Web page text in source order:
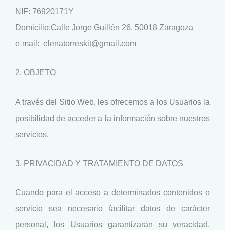
NIF: 76920171Y
Domicilio:Calle Jorge Guillén 26, 50018 Zaragoza
e-mail: elenatorreskit@gmail.com
2. OBJETO
A través del Sitio Web, les ofrecemos a los Usuarios la
posibilidad de acceder a la información sobre nuestros
servicios.
3. PRIVACIDAD Y TRATAMIENTO DE DATOS
Cuando para el acceso a determinados contenidos o
servicio sea necesario facilitar datos de carácter
personal, los Usuarios garantizarán su veracidad,